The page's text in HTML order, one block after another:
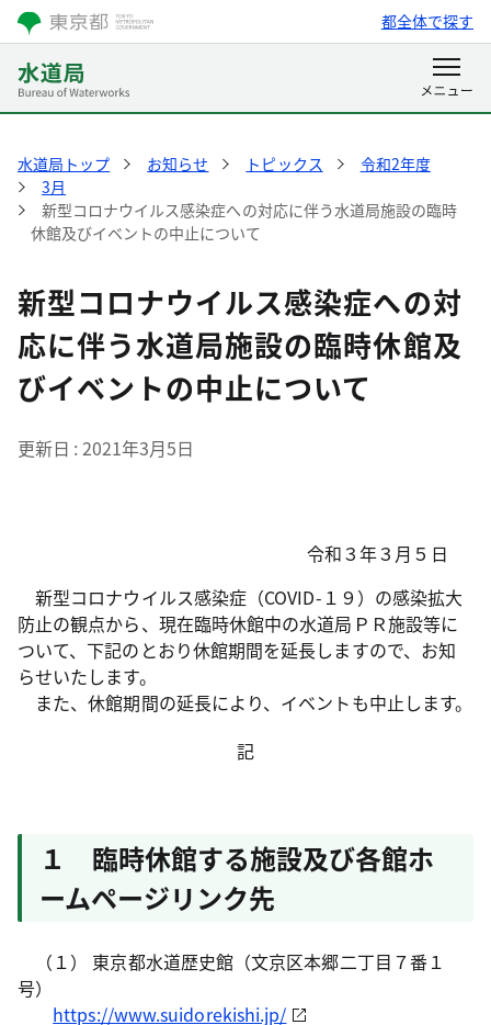
都全体で探す
水道局トップ お知らせ トピックス
令和2年度
3月
新型コロナウイルス感染症への対応に伴う水道局施設の臨時
休館及びイベントの中止について
新型コロナウイルス感染症への対
応に伴う水道局施設の臨時休館及
びイベントの中止について
更新日 2021年3月5日
令和３年３月５日
新型コロナウイルス感染症（COVID-１９）の感染拡大
防止の観点から、現在臨時休館中の水道局ＰＲ施設等に
ついて、下記のとおり休館期間を延長しますので、お知
らせいたします。
また、休館期間の延長により、イベントも中止します。
記
１ 臨時休館する施設及び各館ホ
ームページリンク先
（１） 東京都水道歴史館（文京区本郷二丁目７番１
号）
https://www.suidorekishi.jp/